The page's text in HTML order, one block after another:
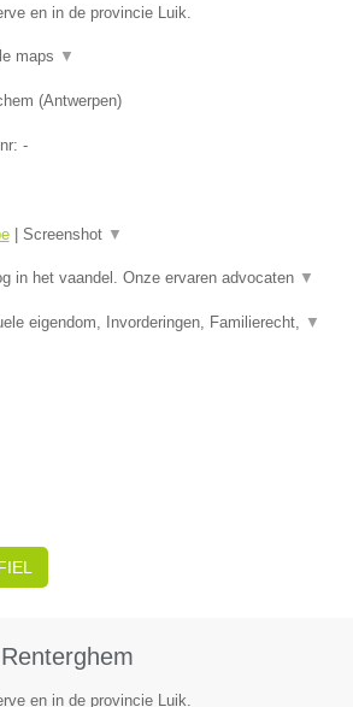
en in de provincie Luik.
maps ▼
(Antwerpen)
-
| Screenshot ▼
in het vaandel. Onze ervaren advocaten ▼
eigendom, Invorderingen, Familierecht, ▼
en in de provincie Luik.